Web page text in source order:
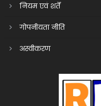
नियम एवं शर्तें
गोपनीयता नीति
अस्वीकरण